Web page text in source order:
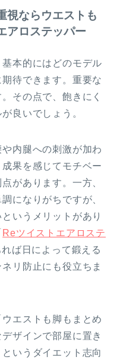
視ならウエストも
アロステッパー
本的にはどのモデル
待できます。重要な
その点で、飽きにく
良いでしょう。
内腿への刺激が加わ
果を感じてモチベー
があります。一方、
になりがちですが、
いうメリットがあり
Reツイストエアロステ
れば日によって鍛える
リ防止にも役立ちま
エストも脚もまとめ
ザインで部屋に置き
いうダイエット志向